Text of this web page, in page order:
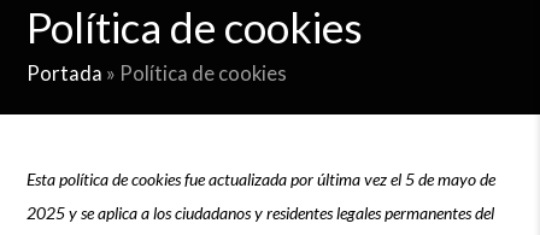
Política de cookies
Portada » Política de cookies
Esta política de cookies fue actualizada por última vez el 5 de mayo de
2025 y se aplica a los ciudadanos y residentes legales permanentes del